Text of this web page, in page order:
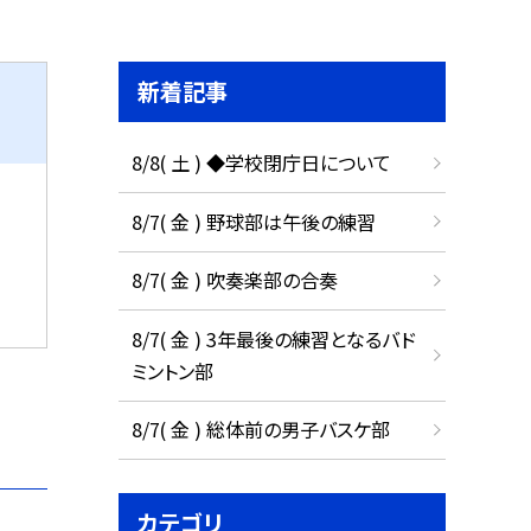
新着記事
8/8( 土 ) ◆学校閉庁日について
8/7( 金 ) 野球部は午後の練習
8/7( 金 ) 吹奏楽部の合奏
8/7( 金 ) 3年最後の練習となるバド
ミントン部
8/7( 金 ) 総体前の男子バスケ部
カテゴリ